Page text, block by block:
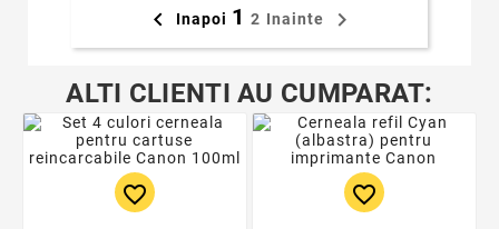
 Inapoi 1 2 Inainte 
ALTI CLIENTI AU CUMPARAT:
favorite_border favorite_border